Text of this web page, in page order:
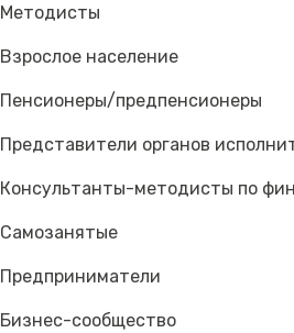
Методисты
Взрослое население
Пенсионеры/предпенсионеры
Представители органов
Консультанты-методисты по
Самозанятые
Предприниматели
Бизнес-сообщество